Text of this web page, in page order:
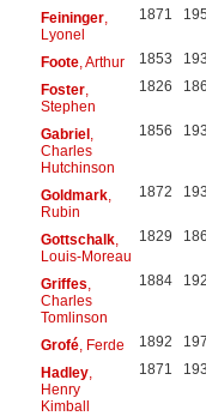
Feininger,
Lyonel
1871
Foote, Arthur 1853
Foster,
Stephen
1826
Gabriel,
Charles
Hutchinson
1856
Goldmark,
Rubin
1872
Gottschalk,
Louis-Moreau
1829
Griffes
Charles
Tomlinson
1884
Grofé, Ferde 1892
Hadley,
Henry
Kimball
1871